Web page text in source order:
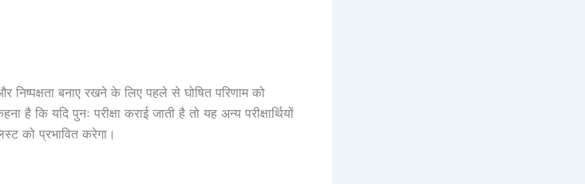
निष्पक्षता बनाए रखने के लिए पहले से घोषित परिणाम को
है कि यदि पुनः परीक्षा कराई जाती है तो यह अन्य परीक्षार्थियों
को प्रभावित करेगा।